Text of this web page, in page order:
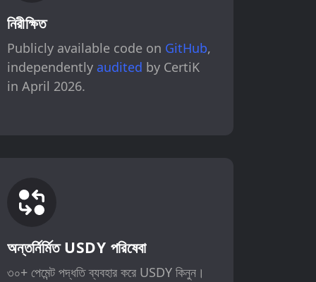
নিরীক্ষিত
Publicly available code on GitHub,
independently audited by CertiK
in April 2026.
অন্তর্নির্মিত USDY পরিষেবা
৩০+ পেমেন্ট পদ্ধতি ব্যবহার করে USDY কিনুন।